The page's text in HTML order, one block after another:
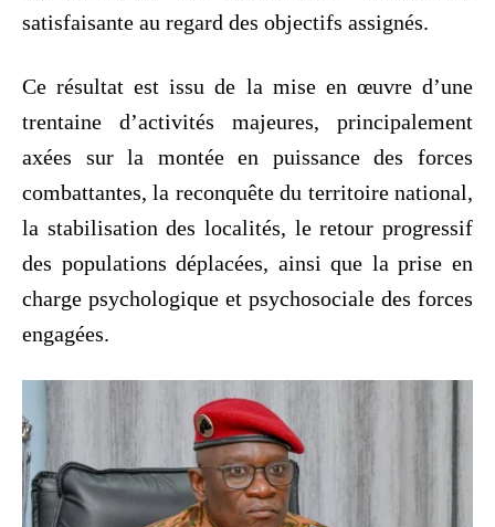
satisfaisante au regard des objectifs assignés.
‎Ce résultat est issu de la mise en œuvre d’une
trentaine d’activités majeures, principalement
axées sur la montée en puissance des forces
combattantes, la reconquête du territoire national,
la stabilisation des localités, le retour progressif
des populations déplacées, ainsi que la prise en
charge psychologique et psychosociale des forces
engagées.